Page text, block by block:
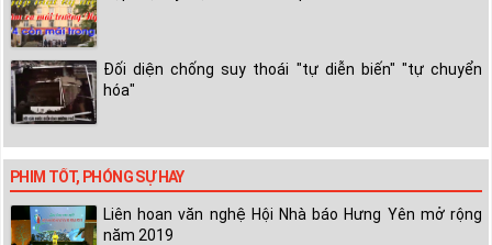
Đối diện chống suy thoái "tự diễn biến" "tự chuyển
hóa"
PHIM TỐT, PHÓNG SỰ HAY
Liên hoan văn nghệ Hội Nhà báo Hưng Yên mở rộng
năm 2019